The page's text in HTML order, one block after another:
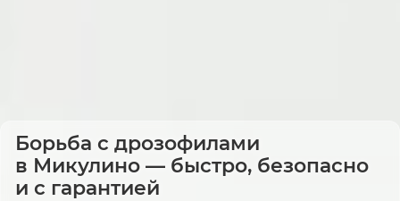
Борьба с дрозофилами
в Микулино — быстро, безопасно
и с гарантией